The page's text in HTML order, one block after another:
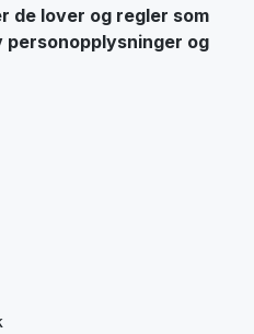
de lover og regler som
personopplysninger og